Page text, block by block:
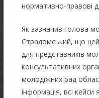
нормативно-правові
Як зазначив голова
Страдомський, що
для представників
консультативних
молодіжних рад
інформація, всі